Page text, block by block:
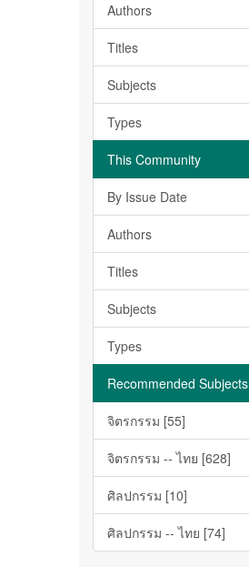
Authors
Titles
Subjects
Types
This Community
By Issue Date
Authors
Titles
Subjects
Types
Recommended Subjects
จิตรกรรม [55]
จิตรกรรม -- ไทย [628]
ศิลปกรรม [10]
ศิลปกรรม -- ไทย [74]